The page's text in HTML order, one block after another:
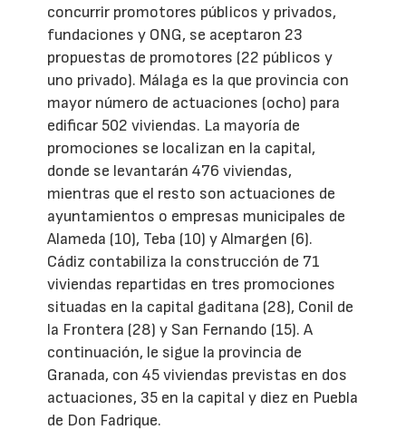
concurrir promotores públicos y privados,
fundaciones y ONG, se aceptaron 23
propuestas de promotores (22 públicos y
uno privado). Málaga es la que provincia con
mayor número de actuaciones (ocho) para
edificar 502 viviendas. La mayoría de
promociones se localizan en la capital,
donde se levantarán 476 viviendas,
mientras que el resto son actuaciones de
ayuntamientos o empresas municipales de
Alameda (10), Teba (10) y Almargen (6).
Cádiz contabiliza la construcción de 71
viviendas repartidas en tres promociones
situadas en la capital gaditana (28), Conil de
la Frontera (28) y San Fernando (15). A
continuación, le sigue la provincia de
Granada, con 45 viviendas previstas en dos
actuaciones, 35 en la capital y diez en Puebla
de Don Fadrique.